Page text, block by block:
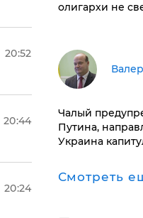
20:52
20:44
20:24
олигархи не
Чалый
Путина,
Украина
Смотреть